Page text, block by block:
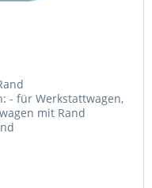
- für Werkstattwagen,
mit Rand